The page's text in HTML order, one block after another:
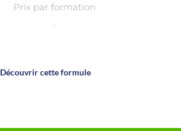
Prix par formation
.
Découvrir cette formule